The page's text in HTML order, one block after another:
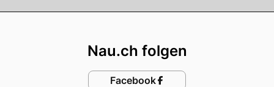
Nau.ch folgen
Facebook